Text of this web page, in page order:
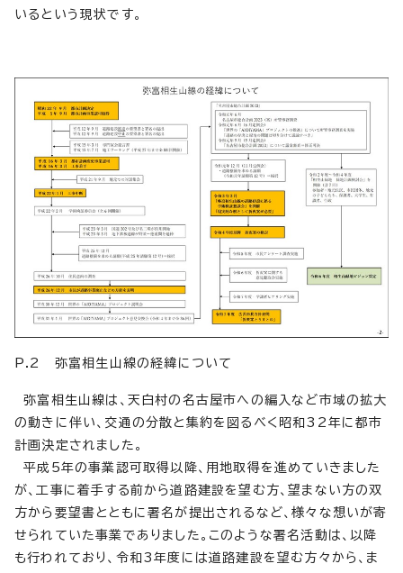
いるという現状です。
P.2 弥富相生山線の経緯について
弥富相生山線は、天白村の名古屋市への編入など市域の拡大
の動きに伴い、交通の分散と集約を図るべく昭和32年に都市
計画決定されました。
平成5年の事業認可取得以降、用地取得を進めていきました
が、工事に着手する前から道路建設を望む方、望まない方の双
方から要望書とともに署名が提出されるなど、様々な想いが寄
せられていた事業でありました。このような署名活動は、以降
も行われており、令和3年度には道路建設を望む方々から、ま